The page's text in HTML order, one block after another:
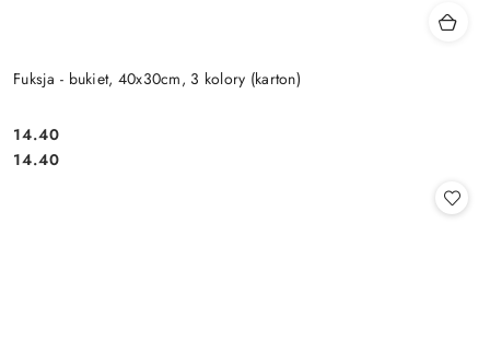
Fuksja - bukiet, 40x30cm, 3 kolory (karton)
Cena:
14.40
Cena:
14.40